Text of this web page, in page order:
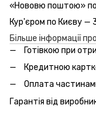
«Нововю поштою» по
Кур'єром по Києву —
Більше інформації
Готівкою при
Кредитною
Оплата
Гарантія від